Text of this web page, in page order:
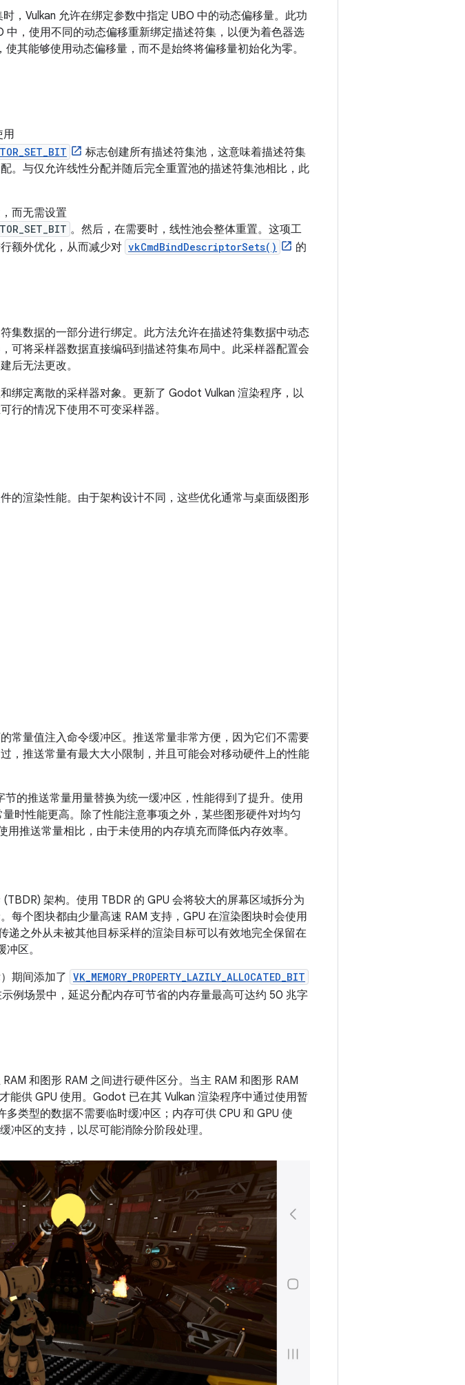
，Vulkan 允许在绑定参数中指定 UBO 中的动态偏移量。此功
，使用不同的动态偏移重新绑定描述符集，以便为着色器选
其能够使用动态偏移量，而不是始终将偏移量初始化为零。
用
标志创建所有描述符集池，这意味着描述符集
。与仅允许线性分配并随后完全重置池的描述符集池相比，此
而无需设置
。然后，在需要时，线性池会整体重置。这项工
额外优化，从而减少对 vkCmdBindDescriptorSets()
的
集数据的一部分进行绑定。此方法允许在描述符集数据中动态
可将采样器数据直接编码到描述符集布局中。此采样器配置会
后无法更改。
绑定离散的采样器对象。更新了 Godot Vulkan 渲染程序，以
行的情况下使用不可变采样器。
的渲染性能。由于架构设计不同，这些优化通常与桌面级图形
常量值注入命令缓冲区。推送常量非常方便，因为它们不需要
，推送常量有最大大小限制，并且可能会对移动硬件上的性能
的推送常量用量替换为统一缓冲区，性能得到了提升。使用
时性能更高。除了性能注意事项之外，某些图形硬件对均匀
推送常量相比，由于未使用的内存填充而降低内存效率。
架构。使用 TBDR 的 GPU 会将较大的屏幕区域拆分为
每个图块都由少量高速 RAM 支持，GPU 在渲染图块时会使用
递之外从未被其他目标采样的渲染目标可以有效地完全保留在
区。
期间添加了 VK_MEMORY_PROPERTY_LAZILY_ALLOCATED_BIT
例场景中，延迟分配内存可节省的内存量最高可达约 50 兆字
和图形 RAM 之间进行硬件区分。当主 RAM 和图形 RAM
能供 GPU 使用。Godot 已在其 Vulkan 渲染程序中通过使用暂
类型的数据不需要临时缓冲区；内存可供 CPU 和 GPU 使
冲区的支持，以尽可能消除分阶段处理。